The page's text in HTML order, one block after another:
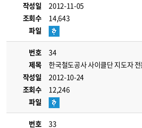
작성일
2012-11-05
조회수
14,643
파일
번호
34
제목
한국철도공사 사이클단 지도자
작성일
2012-10-24
조회수
12,246
파일
번호
33